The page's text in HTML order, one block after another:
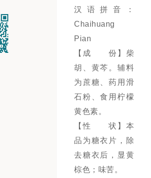
汉语拼音：
Chaihuang
Pian
【成 份】柴
胡、黄芩。辅料
为蔗糖、药用滑
石粉、食用柠檬
黄色素。
【性 状】本
品为糖衣片，除
去糖衣后，显黄
棕色；味苦。